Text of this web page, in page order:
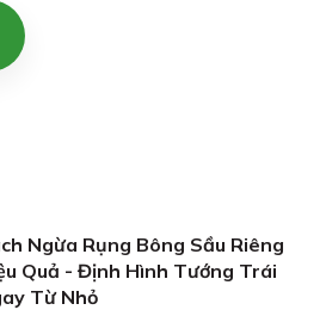
Ngừa Rụng Bông Sầu Riêng
Quả - Định Hình Tướng Trái
Từ Nhỏ